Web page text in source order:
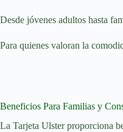
Desde jóvenes adultos hasta
Para quienes valoran la
Beneficios Para Familias y
La Tarjeta Ulster proporciona